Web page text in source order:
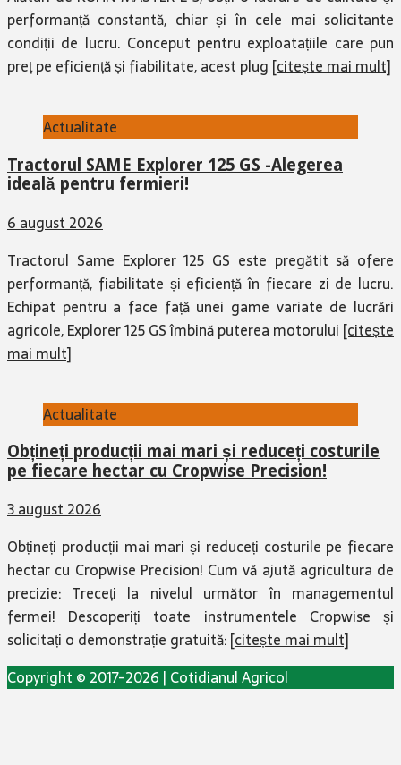
performanță constantă, chiar și în cele mai solicitante
condiții de lucru. Conceput pentru exploatațiile care pun
preț pe eficiență și fiabilitate, acest plug [citește mai mult]
Actualitate
Tractorul SAME Explorer 125 GS -Alegerea
ideală pentru fermieri!
6 august 2026
Tractorul Same Explorer 125 GS este pregătit să ofere
performanță, fiabilitate și eficiență în fiecare zi de lucru.
Echipat pentru a face față unei game variate de lucrări
agricole, Explorer 125 GS îmbină puterea motorului [citește
mai mult]
Actualitate
Obțineți producții mai mari și reduceți costurile
pe fiecare hectar cu Cropwise Precision!
3 august 2026
Obțineți producții mai mari și reduceți costurile pe fiecare
hectar cu Cropwise Precision! Cum vă ajută agricultura de
precizie: Treceți la nivelul următor în managementul
fermei! Descoperiți toate instrumentele Cropwise și
solicitați o demonstrație gratuită:[citește mai mult]
Copyright © 2017-2026 | Cotidianul Agricol